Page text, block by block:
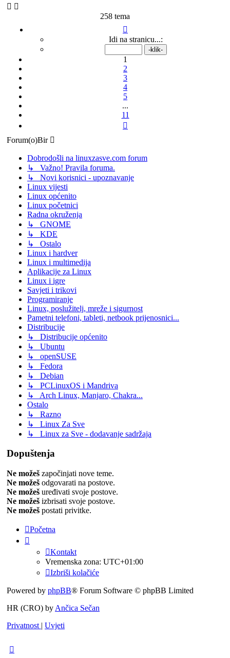
258 tema
1/11.
Idi na stranicu...:
1
2
3
4
5
...
11
Forum(o)Bir
Dobrodošli na linuxzasve.com forum
↳ Važno! Pravila foruma.
↳ Novi korisnici - upoznavanje
Linux vijesti
Linux općenito
Linux početnici
Radna okruženja
↳ GNOME
↳ KDE
↳ Ostalo
Linux i hardver
Linux i multimedija
Aplikacije za Linux
Linux i igre
Savjeti i trikovi
Programiranje
Linux, poslužitelj, mreže i sigurnost
Pametni telefoni, tableti, netbook prijenosnici...
Distribucije
↳ Distribucije općenito
↳ Ubuntu
↳ openSUSE
↳ Fedora
↳ Debian
↳ PCLinuxOS i Mandriva
↳ Arch Linux, Manjaro, Chakra...
Ostalo
↳ Razno
↳ Linux Za Sve
↳ Linux za Sve - dodavanje sadržaja
Dopuštenja
Ne možeš započinjati nove teme.
Ne možeš odgovarati na postove.
Ne možeš uređivati svoje postove.
Ne možeš izbrisati svoje postove.
Ne možeš postati privitke.
Početna
Kontakt
Vremenska zona: UTC+01:00
Izbriši kolačiće
Powered by phpBB® Forum Software © phpBB Limited
HR (CRO) by Ančica Sečan
Privatnost | Uvjeti